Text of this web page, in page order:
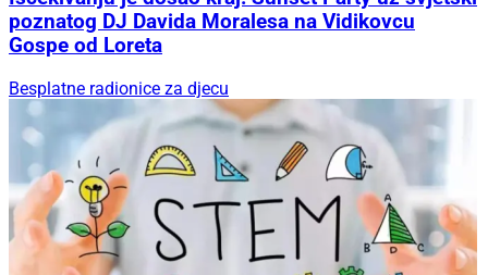
poznatog DJ Davida Moralesa na Vidikovcu
Gospe od Loreta
Besplatne radionice za djecu